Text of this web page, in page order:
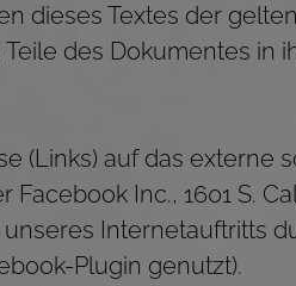
dieses Textes der
des Dokumentes in
(Links) auf das externe
Inc., 1601 S.
Internetauftritts
Plugin genutzt).